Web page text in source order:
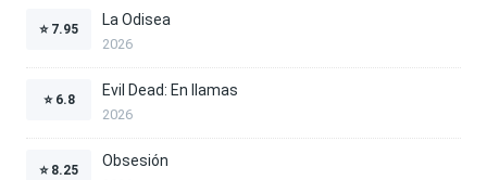
⭐ 7.95
La Odisea
2026
⭐ 6.8
Evil Dead: En llamas
2026
⭐ 8.25
Obsesión